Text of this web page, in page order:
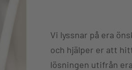
Vi lyssnar på era
och hjälper er att
lösningen utifrån